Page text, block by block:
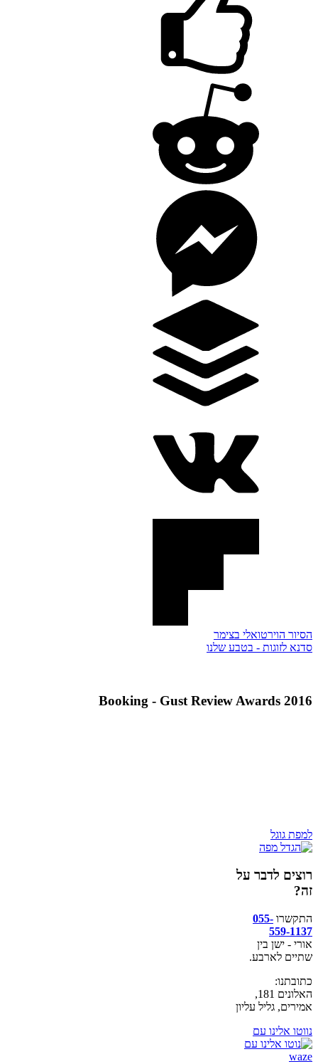
הסיור הוירטואלי בצימר
סדנא לזוגות - בטבע שלנו
Booking - Gust Review Awards 2016
למפת גוגל
רוצים לדבר על
זה?
התקשרו 055-
559-1137
אורי - ישן בין
שתיים לארבע.
כתובתנו:
האלונים 181,
אמירים, גליל עליון
נווטו אלינו עם